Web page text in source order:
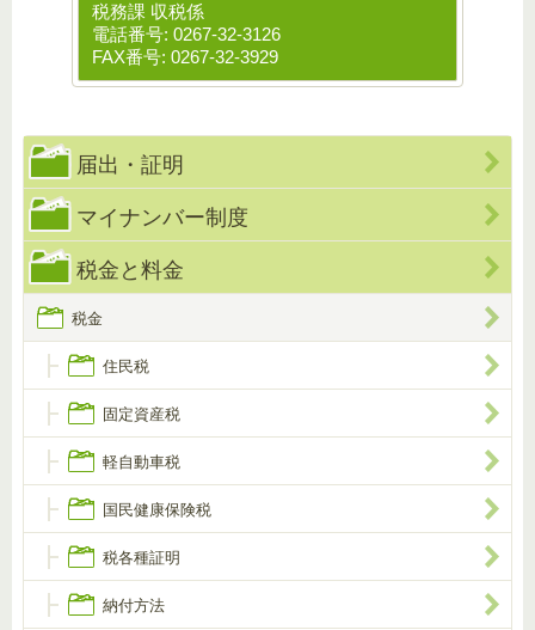
税務課 収税係
電話番号: 0267-32-3126
FAX番号: 0267-32-3929
届出・証明
マイナンバー制度
税金と料金
税金
住民税
固定資産税
軽自動車税
国民健康保険税
税各種証明
納付方法